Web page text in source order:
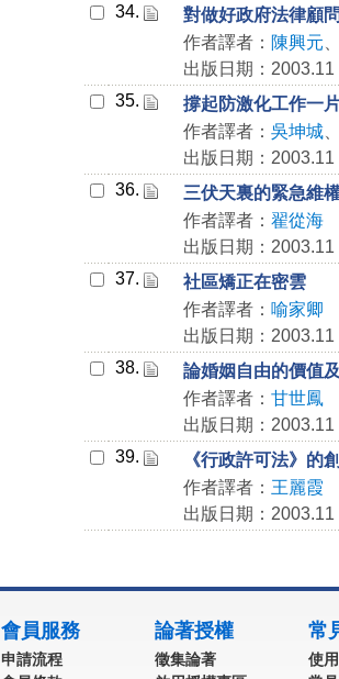
34.
對做好政府法律顧
作者譯者： 陳興元
出版日期：2003.11
35.
撐起防激化工作一
作者譯者： 吳坤城
出版日期：2003.11
36.
三伏天裏的緊急維
作者譯者： 翟從海
出版日期：2003.11
37.
社區矯正在密雲
作者譯者： 喻家卿
出版日期：2003.11
38.
論婚姻自由的價值
作者譯者： 甘世鳳
出版日期：2003.11
39.
《行政許可法》的
作者譯者： 王麗霞
出版日期：2003.11
會員服務
申請流程
論著授權
徵集論著
常
使